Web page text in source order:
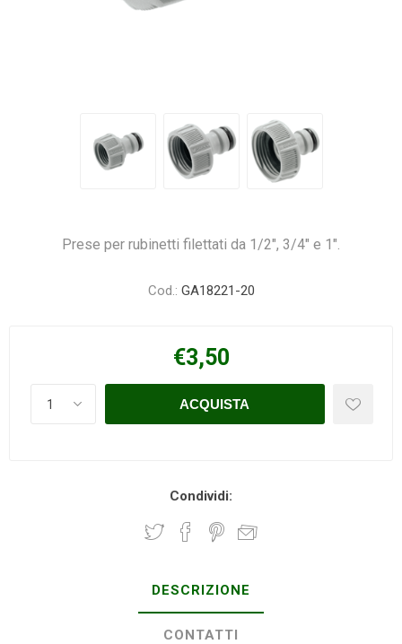
Prese per rubinetti filettati da 1/2", 3/4" e 1".
Cod.: GA18221-20
€3,50
Condividi:
DESCRIZIONE
CONTATTI